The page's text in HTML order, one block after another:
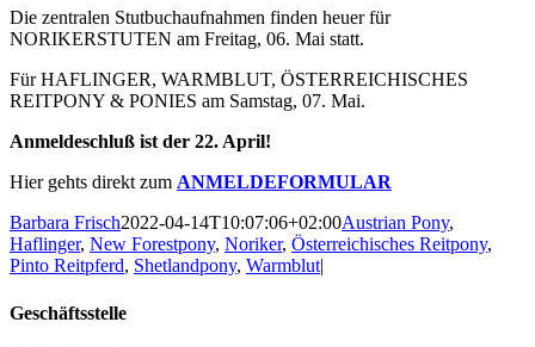
Die zentralen Stutbuchaufnahmen finden heuer für
NORIKERSTUTEN am Freitag, 06. Mai statt.
Für HAFLINGER, WARMBLUT, ÖSTERREICHISCHES
REITPONY & PONIES am Samstag, 07. Mai.
Anmeldeschluß ist der 22. April!
Hier gehts direkt zum ANMELDEFORMULAR
Barbara Frisch2022-04-14T10:07:06+02:00Austrian Pony,
Haflinger, New Forestpony, Noriker, Österreichisches Reitpony,
Pinto Reitpferd, Shetlandpony, Warmblut|
Geschäftsstelle